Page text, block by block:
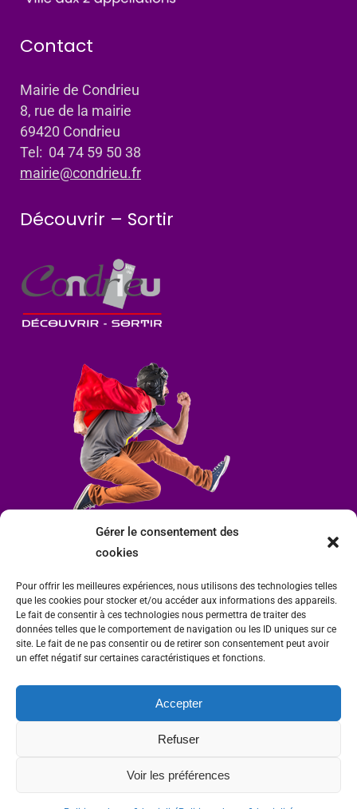
Gérer le consentement des
cookies
Pour offrir les meilleures expériences, nous utilisons des technologies telles
que les cookies pour stocker et/ou accéder aux informations des appareils.
Le fait de consentir à ces technologies nous permettra de traiter des
données telles que le comportement de navigation ou les ID uniques sur ce
site. Le fait de ne pas consentir ou de retirer son consentement peut avoir
un effet négatif sur certaines caractéristiques et fonctions.
Accepter
Refuser
Voir les préférences
Contact
Mairie de Condrieu
8, rue de la mairie
69420 Condrieu
Tel: 04 74 59 50 38
mairie@condrieu.fr
Découvrir – Sortir
Mairie de Condrieu | Copyright © 2023 |Mentions légales
Thierry Caizes Freelance| Photos parOmbre et Matière - Photographe